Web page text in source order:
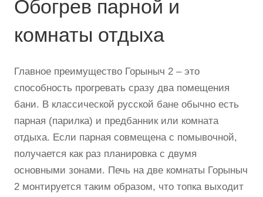
Обогрев парной и
комнаты отдыха
Главное преимущество Горыныч 2 – это
способность прогревать сразу два помещения
бани. В классической русской бане обычно есть
парная (парилка) и предбанник или комната
отдыха. Если парная совмещена с помывочной,
получается как раз планировка с двумя
основными зонами. Печь на две комнаты Горыныч
2 монтируется таким образом, что топка выходит